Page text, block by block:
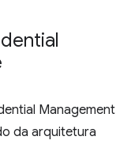
Management
da arquitetura